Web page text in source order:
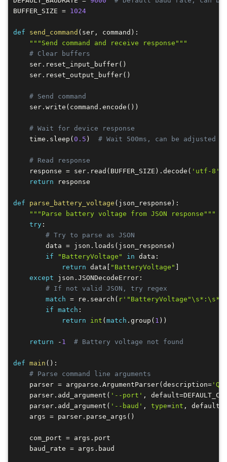
BUFFER_SIZE = 1024
def send_command ( ser , command ) :
"""Send command and receive response"""
# Clear buffers
    ser
. reset_input_buffer( )
    ser
. reset_output_buffer( )
# Send command
    ser
. write ( command . encode ( ) )
# Wait for device response
    time
. sleep ( 0.5 ) # Wait 500ms, can be adjusted
# Read response
    response
= ser . read ( BUFFER_SIZE ) . decode ( 'utf-8'
return response
def parse_battery_voltage ( json_response ) :
"""Parse battery voltage from JSON response"""
try :
# Try to parse as JSON
        data
= json . loads ( json_response )
if
"BatteryVoltage" in data :
return data "BatteryVoltage"
except json . JSONDecodeError :
# If not valid JSON, try regex
match = re . search (
if match :
return
int ( match . group ( 1 ) )
return - 1 # Battery voltage not found
def main ( ) :
# Parse command line arguments
    parser
= argparse . ArgumentParser( description=
    parser
. add_argument ( '--port' , default=
    parser
. add_argument ( '--baud' , type=int , default
    args
= parser . parse_args ( )
    com_port
= args . port
    baud_rate
= args . baud